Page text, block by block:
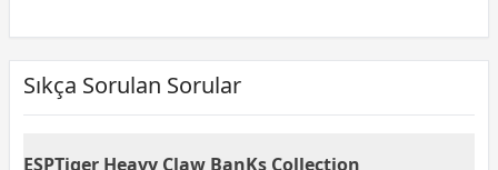
Sıkça Sorulan Sorular
ESPTiger Heavy Claw BanKs Collection